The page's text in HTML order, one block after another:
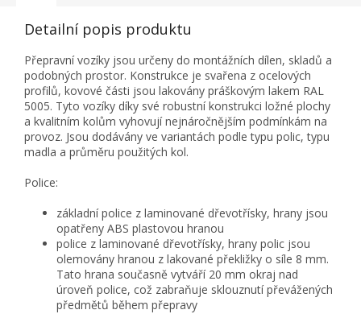
Detailní popis produktu
Přepravní vozíky jsou určeny do montážních dílen, skladů a
podobných prostor. Konstrukce je svařena z ocelových
profilů, kovové části jsou lakovány práškovým lakem RAL
5005. Tyto vozíky díky své robustní konstrukci ložné plochy
a kvalitním kolům vyhovují nejnáročnějším podmínkám na
provoz. Jsou dodávány ve variantách podle typu polic, typu
madla a průměru použitých kol.
Police:
základní police z laminované dřevotřísky, hrany jsou
opatřeny ABS plastovou hranou
police z laminované dřevotřísky, hrany polic jsou
olemovány hranou z lakované překližky o síle 8 mm.
Tato hrana současně vytváří 20 mm okraj nad
úroveň police, což zabraňuje sklouznutí převážených
předmětů během přepravy